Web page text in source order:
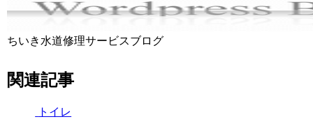
ちいき水道修理サービスブログ
関連記事
トイレ